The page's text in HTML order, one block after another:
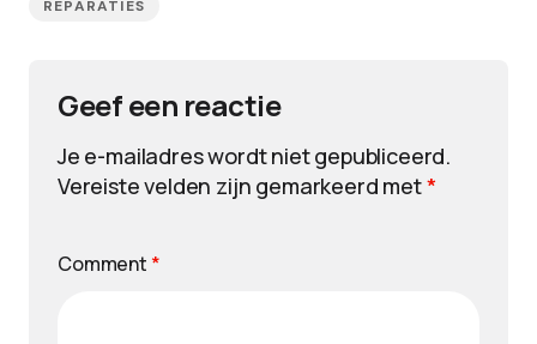
REPARATIES
Geef een reactie
Je e-mailadres wordt niet gepubliceerd.
Vereiste velden zijn gemarkeerd met*
Comment *